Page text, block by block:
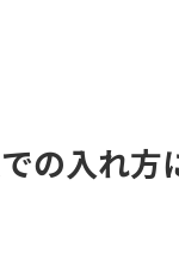
の入れ方